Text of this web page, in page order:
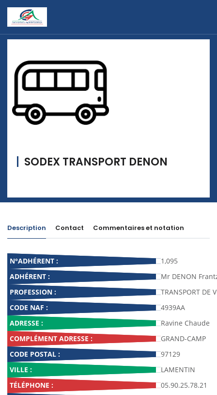
SODEX TRANSPORT DENON
Description Contact Commentaires et notation
N°ADHÉRENT :
1,095
ADHÉRENT :
Mr DENON
PROFESSION :
TRANSPORT DE
CODE NAF :
4939AA
ADRESSE :
Ravine Chaude
COMPLÉMENT ADRESSE :
GRAND-CAMP
CODE POSTAL :
97129
VILLE :
LAMENTIN
TÉLÉPHONE :
05.90.25.78.21